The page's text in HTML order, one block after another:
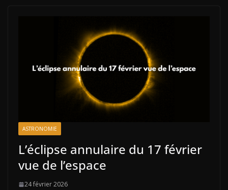
ASTRONOMIE
L’éclipse annulaire du 17 février
vue de l’espace
24 février 2026